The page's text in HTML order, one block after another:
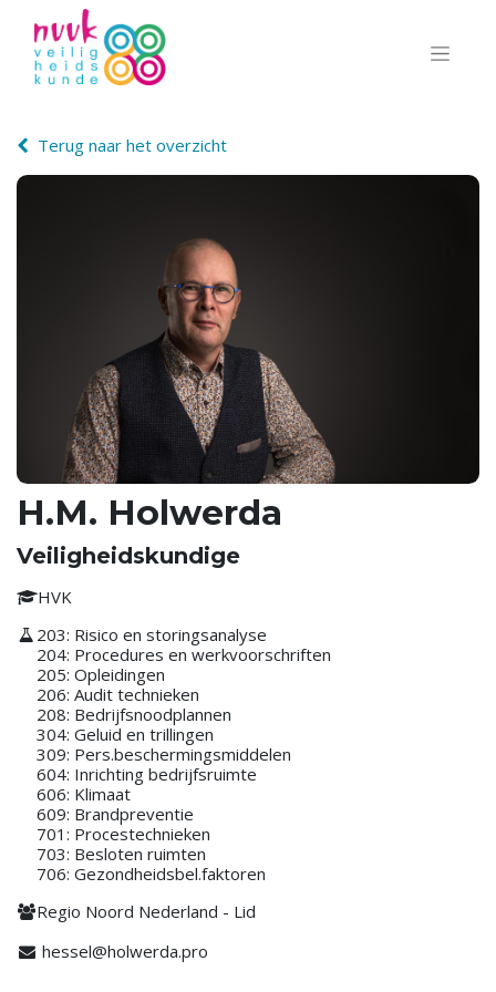
Terug naar het overzicht
H.M. Holwerda
Veiligheidskundige
HVK
203: Risico en storingsanalyse
204: Procedures en werkvoorschriften
205: Opleidingen
206: Audit technieken
208: Bedrijfsnoodplannen
304: Geluid en trillingen
309: Pers.beschermingsmiddelen
604: Inrichting bedrijfsruimte
606: Klimaat
609: Brandpreventie
701: Procestechnieken
703: Besloten ruimten
706: Gezondheidsbel.faktoren
Regio Noord Nederland - Lid
hessel@holwerda.pro